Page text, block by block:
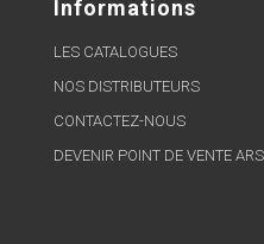
Informations
LES CATALOGUES
NOS DISTRIBUTEURS
CONTACTEZ-NOUS
DEVENIR POINT DE VENTE